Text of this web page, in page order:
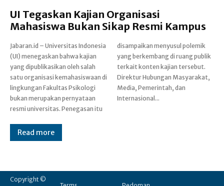
UI Tegaskan Kajian Organisasi
Mahasiswa Bukan Sikap Resmi Kampus
Jabaran.id – Universitas Indonesia
(UI) menegaskan bahwa kajian
yang dipublikasikan oleh salah
satu organisasi kemahasiswaan di
lingkungan Fakultas Psikologi
bukan merupakan pernyataan
resmi universitas. Penegasan itu
disampaikan menyusul polemik
yang berkembang di ruang publik
terkait konten kajian tersebut.
‎Direktur Hubungan Masyarakat,
Media, Pemerintah, dan
Internasional...
Read more
Copyright ©